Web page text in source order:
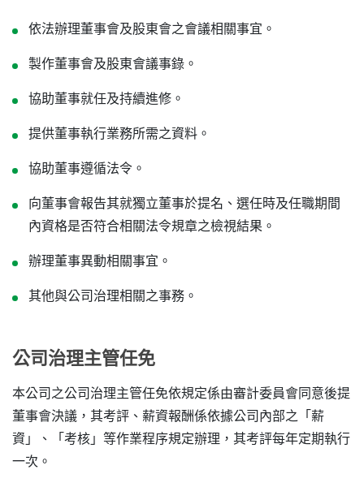
依法辦理董事會及股東會之會議相關事宜。
製作董事會及股東會議事錄。
協助董事就任及持續進修。
提供董事執行業務所需之資料。
協助董事遵循法令。
向董事會報告其就獨立董事於提名、選任時及任職期間
內資格是否符合相關法令規章之檢視結果。
辦理董事異動相關事宜。
其他與公司治理相關之事務。
公司治理主管任免
本公司之公司治理主管任免依規定係由審計委員會同意後提
董事會決議，其考評、薪資報酬係依據公司內部之「薪
資」、「考核」等作業程序規定辦理，其考評每年定期執行
一次。